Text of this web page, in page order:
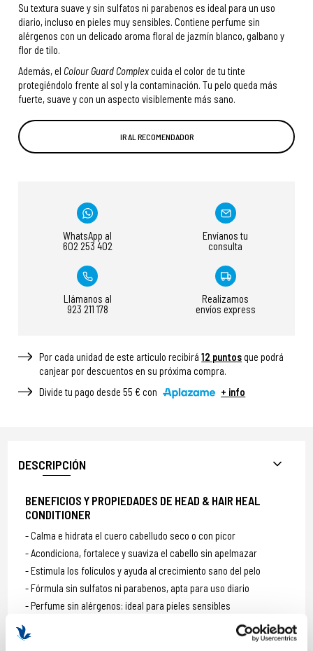
Su textura suave y sin sulfatos ni parabenos es ideal para un uso
diario, incluso en pieles muy sensibles. Contiene perfume sin
alérgenos con un delicado aroma floral de jazmín blanco, galbano y
flor de tilo.
Además, el Colour Guard Complex cuida el color de tu tinte
protegiéndolo frente al sol y la contaminación. Tu pelo queda más
fuerte, suave y con un aspecto visiblemente más sano.
IR AL RECOMENDADOR
WhatsApp al
602 253 402
Envíanos tu
consulta
Llámanos al
923 211 178
Realizamos
envíos express
Por cada unidad de este articulo recibirá12 puntos que podrá
canjear por descuentos en su próxima compra.
Divide tu pago desde 55 € con
+ info
DESCRIPCIÓN
BENEFICIOS Y PROPIEDADES DE HEAD & HAIR HEAL
CONDITIONER
Calma e hidrata el cuero cabelludo seco o con picor
Acondiciona, fortalece y suaviza el cabello sin apelmazar
Estimula los folículos y ayuda al crecimiento sano del pelo
Fórmula sin sulfatos ni parabenos, apta para uso diario
Perfume sin alérgenos: ideal para pieles sensibles
Aroma floral suave a jazmín blanco, galbano y flor de tilo